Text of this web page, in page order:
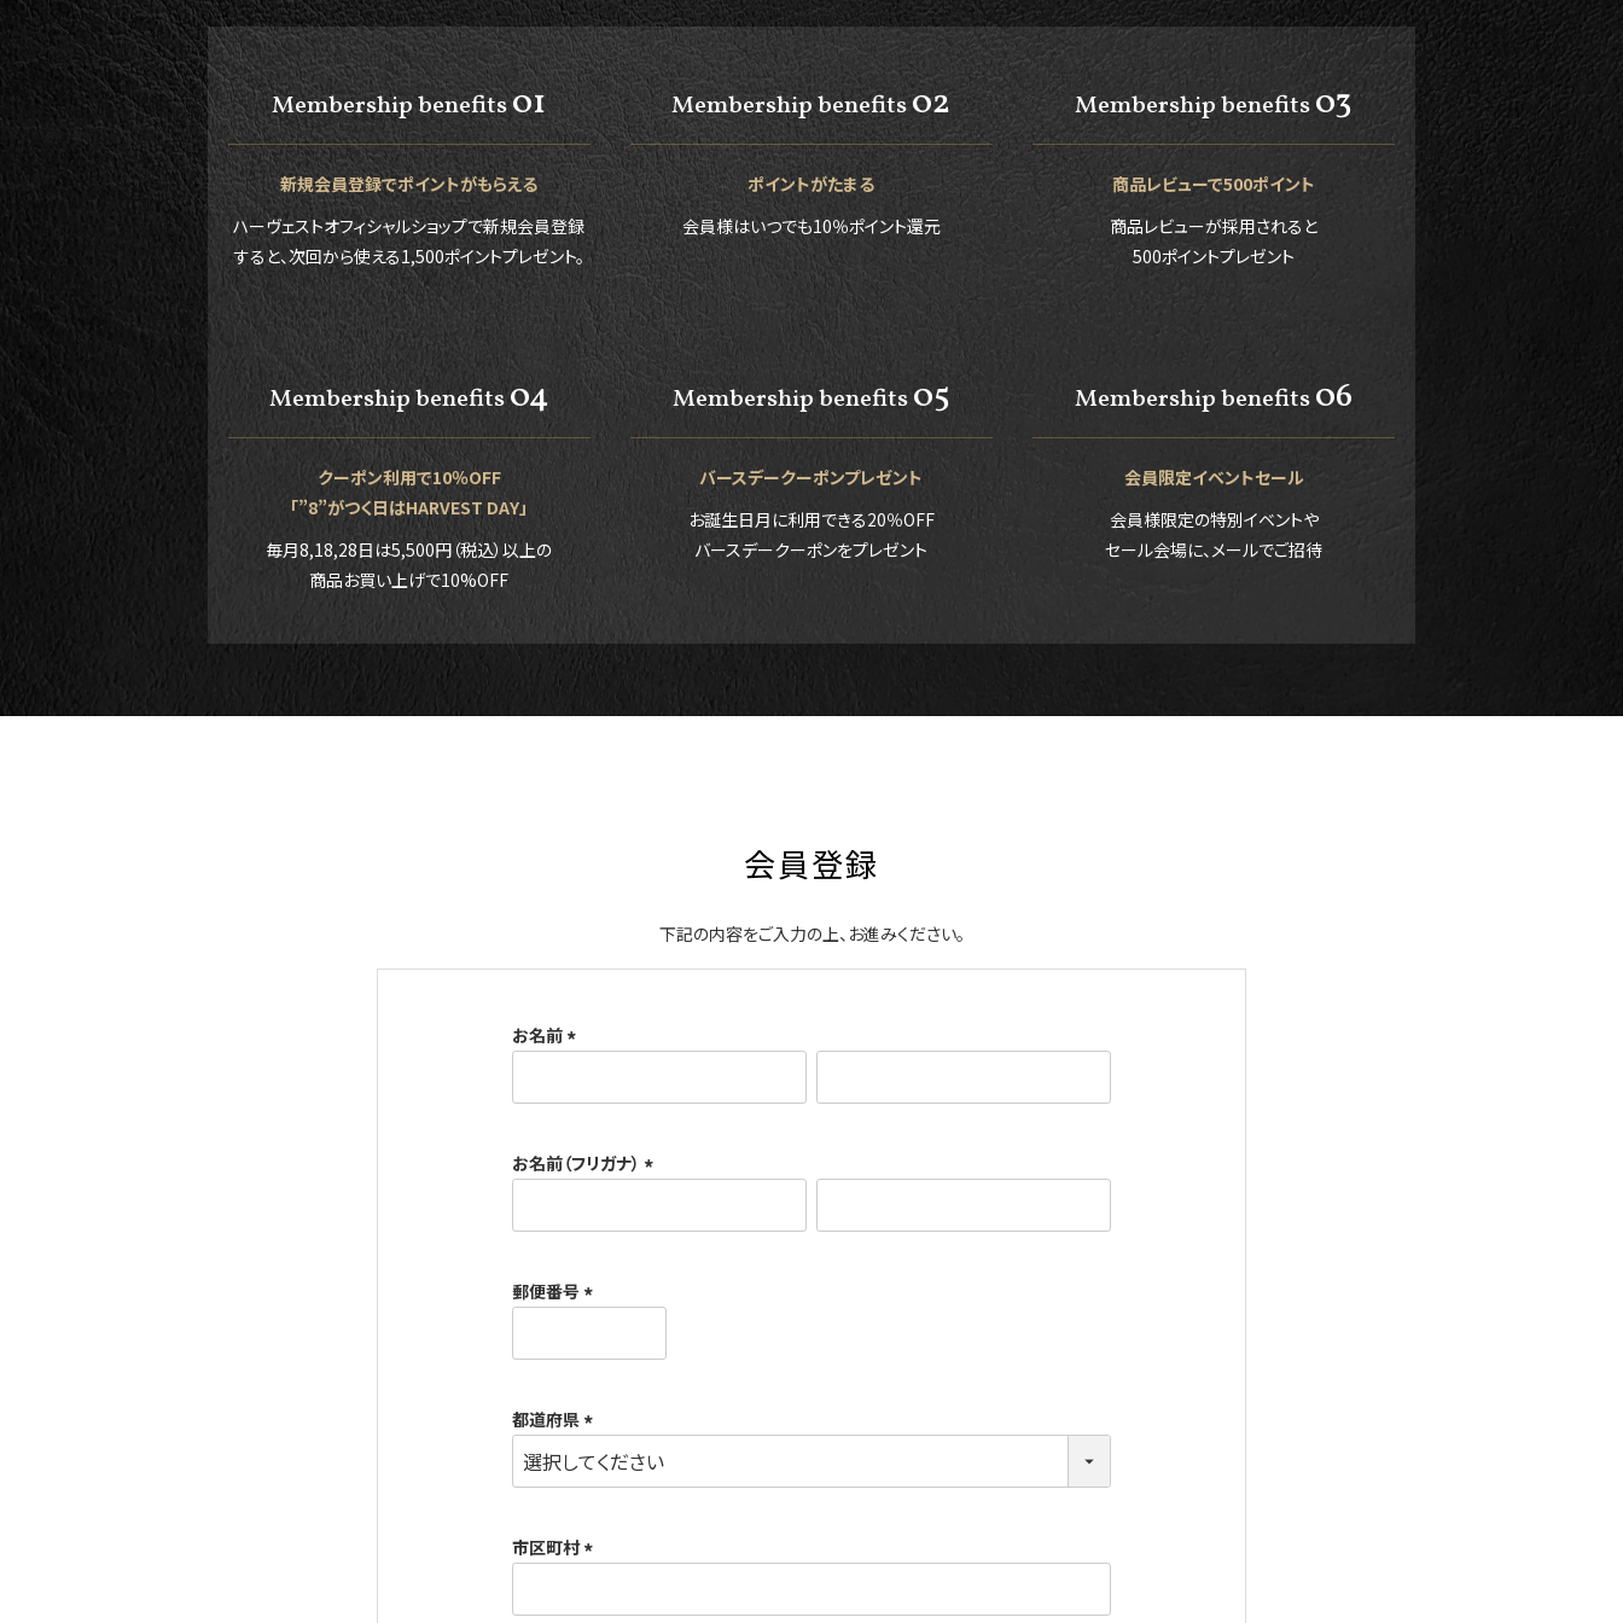
Membership benefits01
新規会員登録でポイントがもらえる
ハーヴェストオフィシャルショップで新規会員登録
すると、次回から使える1,500ポイントプレゼント。
Membership benefits02
ポイントがたまる
会員様はいつでも10％ポイント還元
Membership benefits03
商品レビューで500ポイント
商品レビューが採用されると
500ポイントプレゼント
Membership benefits04
クーポン利用で10％OFF
「”8”がつく日はHARVEST DAY」
毎月8,18,28日は5,500円（税込）以上の
商品お買い上げで10%OFF
Membership benefits05
バースデークーポンプレゼント
お誕生日月に利用できる20％OFF
バースデークーポンをプレゼント
Membership benefits06
会員限定イベントセール
会員様限定の特別イベントや
セール会場に、メールでご招待
会員登録
下記の内容をご入力の上、お進みください。
お名前
必
)
お名前（フリガナ）
必
郵便番号
必
)
都道府県
(
必
)
市区町村
必